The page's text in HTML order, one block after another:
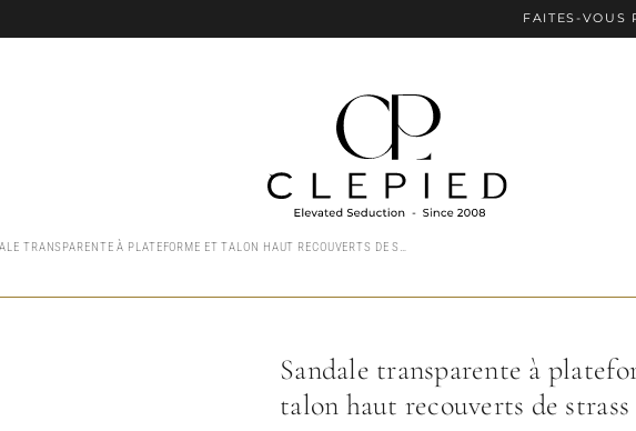
FAITES-VOUS PLAISIR
SANDALE TRANSPARENTE À PLATEFORME ET TALON HAUT RECOUVERTS DE STRASS
Sandale transparente à
talon haut recouverts de strass